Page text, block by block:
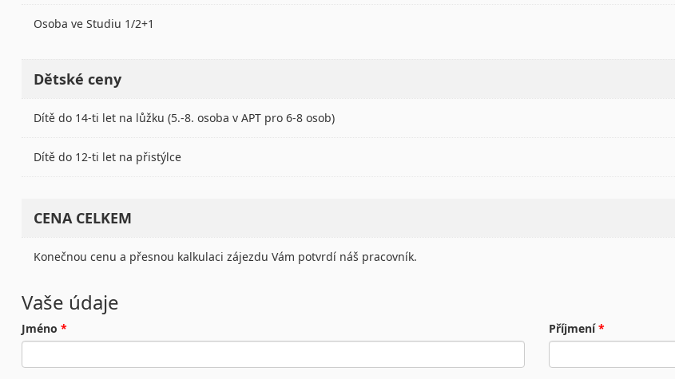
Osoba ve Studiu 1/2+1
Dětské ceny
Dítě do 14-ti let na lůžku (5.-8. osoba v APT pro 6-8 osob)
Dítě do 12-ti let na přistýlce
CENA CELKEM
Konečnou cenu a přesnou kalkulaci zájezdu Vám potvrdí náš pracovník.
Vaše údaje
Jméno * Příjmení*